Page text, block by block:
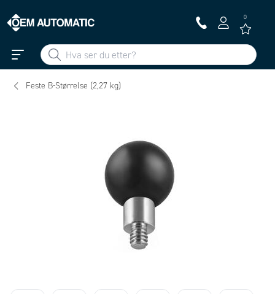
0
Feste B-Størrelse (2,27 kg)